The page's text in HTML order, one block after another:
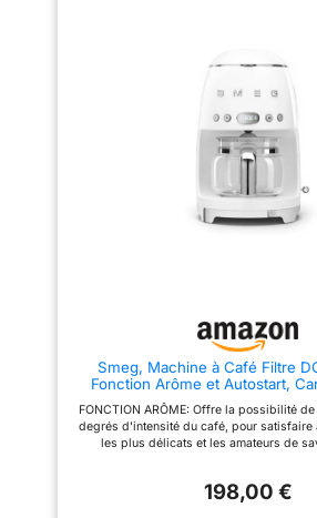
d'une capacité de 12 tasses
son mélange de technologie et
machine à café filtre Smeg rend
d'une
son
Smeg, Machine à Café Filtre
Fonction Arôme et Autostart,
Jusqu'à 12 Tasses, 2 Niveaux
Maintien au Chaud, 1050
FONCTION ARÔME: Offre la possibilité
degrés d'intensité du café, pour satisfaire
les plus délicats et les amateurs de
Programmation de l'allumage
198,00 €